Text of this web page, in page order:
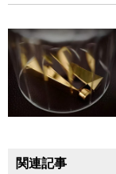
関連記事